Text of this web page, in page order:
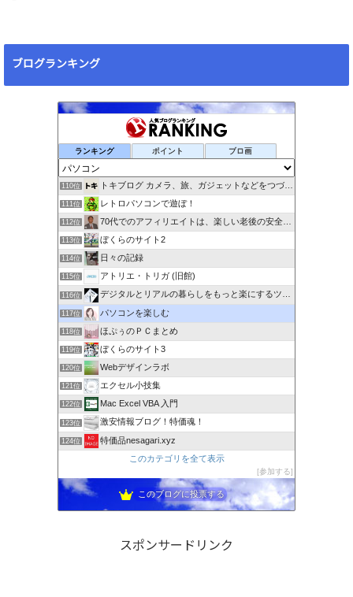
ブログランキング
ランキング ポイント ブロ画
110位 トキブログ カメラ、旅、ガジェットなどをつづるブログ
111位 レトロパソコンで遊ぼ！
112位 70代でのアフィリエイトは、楽しい老後の安全保障！!
113位 ぼくらのサイト2
114位 日々の記録
115位 アトリエ・トリガ (旧館)
116位 デジタルとリアルの暮らしをもっと楽にするツールを網羅
117位 パソコンを楽しむ
118位 ほぷぅのＰＣまとめ
119位 ぼくらのサイト3
120位 Webデザインラボ
121位 エクセル小技集
122位 Mac Excel VBA 入門
123位 激安情報ブログ！特価魂！
124位
特価品nesagari.xyz
このカテゴリを全て表示
参加する
このブログに投票する
スポンサードリンク